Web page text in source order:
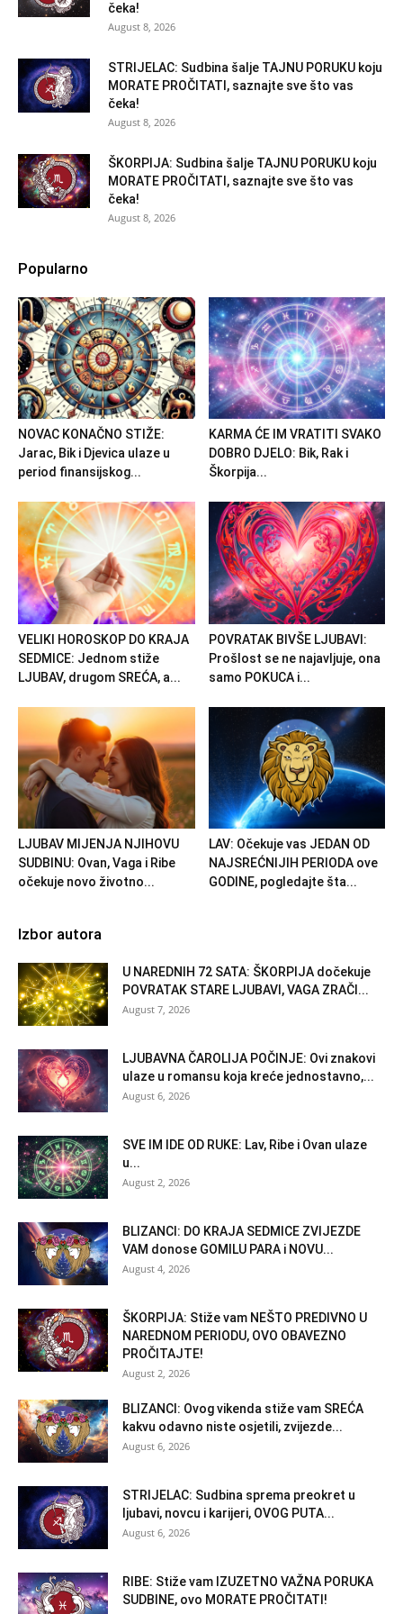
čeka!
August 8, 2026
STRIJELAC: Sudbina šalje TAJNU PORUKU koju
MORATE PROČITATI, saznajte sve što vas
čeka!
August 8, 2026
ŠKORPIJA: Sudbina šalje TAJNU PORUKU koju
MORATE PROČITATI, saznajte sve što vas
čeka!
August 8, 2026
Popularno
NOVAC KONAČNO STIŽE:
Jarac, Bik i Djevica ulaze u
period finansijskog...
KARMA ĆE IM VRATITI SVAKO
DOBRO DJELO: Bik, Rak i
Škorpija...
VELIKI HOROSKOP DO KRAJA
SEDMICE: Jednom stiže
LJUBAV, drugom SREĆA, a...
POVRATAK BIVŠE LJUBAVI:
Prošlost se ne najavljuje, ona
samo POKUCA i...
LJUBAV MIJENJA NJIHOVU
SUDBINU: Ovan, Vaga i Ribe
očekuje novo životno...
LAV: Očekuje vas JEDAN OD
NAJSREĆNIJIH PERIODA ove
GODINE, pogledajte šta...
Izbor autora
U NAREDNIH 72 SATA: ŠKORPIJA dočekuje
POVRATAK STARE LJUBAVI, VAGA ZRAČI...
August 7, 2026
LJUBAVNA ČAROLIJA POČINJE: Ovi znakovi
ulaze u romansu koja kreće jednostavno,...
August 6, 2026
SVE IM IDE OD RUKE: Lav, Ribe i Ovan ulaze
u...
August 2, 2026
BLIZANCI: DO KRAJA SEDMICE ZVIJEZDE
VAM donose GOMILU PARA i NOVU...
August 4, 2026
ŠKORPIJA: Stiže vam NEŠTO PREDIVNO U
NAREDNOM PERIODU, OVO OBAVEZNO
PROČITAJTE!
August 2, 2026
BLIZANCI: Ovog vikenda stiže vam SREĆA
kakvu odavno niste osjetili, zvijezde...
August 6, 2026
STRIJELAC: Sudbina sprema preokret u
ljubavi, novcu i karijeri, OVOG PUTA...
August 6, 2026
RIBE: Stiže vam IZUZETNO VAŽNA PORUKA
SUDBINE, ovo MORATE PROČITATI!